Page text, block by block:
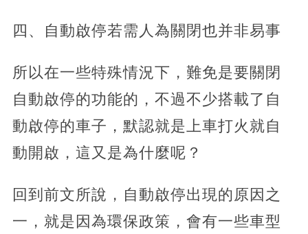
四、自動啟停若需人為關閉也并非易事
所以在一些特殊情況下，難免是要關閉
自動啟停的功能的，不過不少搭載了自
動啟停的車子，默認就是上車打火就自
動開啟，這又是為什麼呢？
回到前文所說，自動啟停出現的原因之
一，就是因為環保政策，會有一些車型